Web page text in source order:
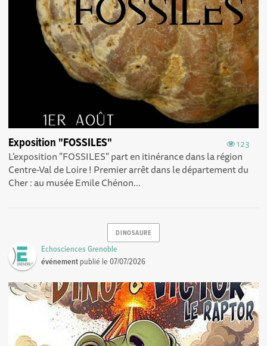
123
Exposition "FOSSILES"
L'exposition "FOSSILES" part en itinérance dans la région
Centre-Val de Loire ! Premier arrêt dans le département du
Cher : au musée Emile Chénon...
DINOSAURE
Echosciences Grenoble
événement publié le07/07/2026